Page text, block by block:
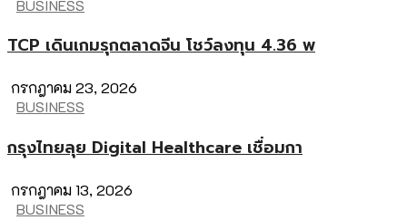
BUSINESS
TCP เดินเกมรุกตลาดจีน โชว์ลงทุน 4.36 พ
กรกฎาคม 23, 2026
BUSINESS
กรุงไทยลุย Digital Healthcare เชื่อมกา
กรกฎาคม 13, 2026
BUSINESS